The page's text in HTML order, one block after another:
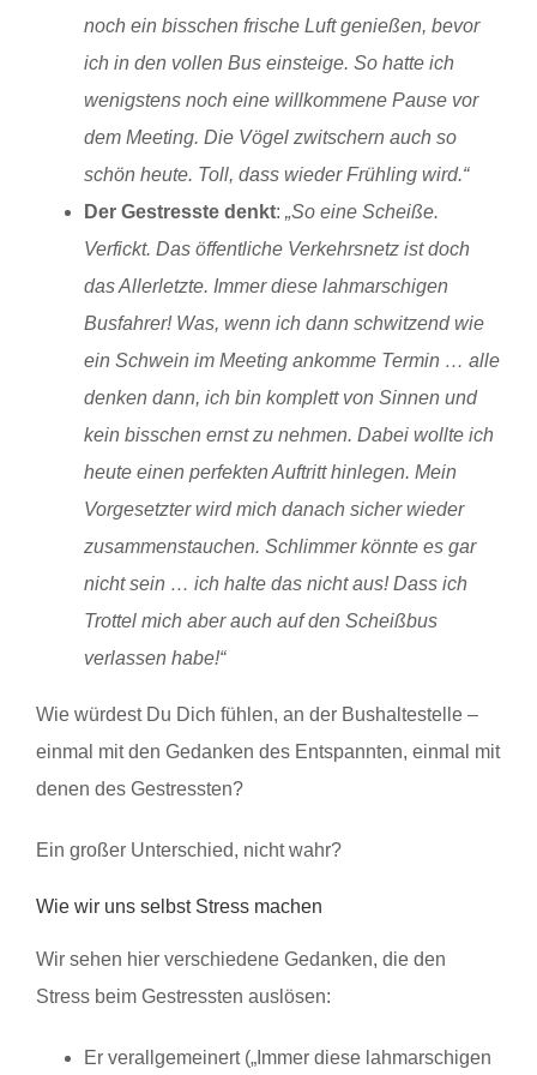
noch ein bisschen frische Luft genießen, bevor
ich in den vollen Bus einsteige. So hatte ich
wenigstens noch eine willkommene Pause vor
dem Meeting. Die Vögel zwitschern auch so
schön heute. Toll, dass wieder Frühling wird.“
Der Gestresste denkt: „So eine Scheiße.
Verfickt. Das öffentliche Verkehrsnetz ist doch
das Allerletzte. Immer diese lahmarschigen
Busfahrer! Was, wenn ich dann schwitzend wie
ein Schwein im Meeting ankomme Termin … alle
denken dann, ich bin komplett von Sinnen und
kein bisschen ernst zu nehmen. Dabei wollte ich
heute einen perfekten Auftritt hinlegen. Mein
Vorgesetzter wird mich danach sicher wieder
zusammenstauchen. Schlimmer könnte es gar
nicht sein … ich halte das nicht aus! Dass ich
Trottel mich aber auch auf den Scheißbus
verlassen habe!“
Wie würdest Du Dich fühlen, an der Bushaltestelle –
einmal mit den Gedanken des Entspannten, einmal mit
denen des Gestressten?
Ein großer Unterschied, nicht wahr?
Wie wir uns selbst Stress machen
Wir sehen hier verschiedene Gedanken, die den
Stress beim Gestressten auslösen:
Er verallgemeinert („Immer diese lahmarschigen